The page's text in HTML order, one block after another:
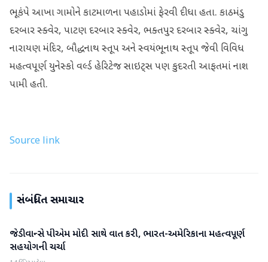
ભૂકંપે આખા ગામોને કાટમાળના પહાડોમાં ફેરવી દીધા હતા. કાઠમંડુ
દરબાર સ્ક્વેર, પાટણ દરબાર સ્ક્વેર, ભક્તપુર દરબાર સ્ક્વેર, ચાંગુ
નારાયણ મંદિર, બૌદ્ધનાથ સ્તૂપ અને સ્વયંભૂનાથ સ્તૂપ જેવી વિવિધ
મહત્વપૂર્ણ યુનેસ્કો વર્લ્ડ હેરિટેજ સાઇટ્સ પણ કુદરતી આફતમાં નાશ
પામી હતી.
Source link
સંબંધિત સમાચાર
આંતરરાષ્ટ્રીય
જેડી વાન્સે પીએમ મોદી સાથે વાત કરી, ભારત-અમેરિકાના મહત્વપૂર્ણ
સહયોગની ચર્ચા